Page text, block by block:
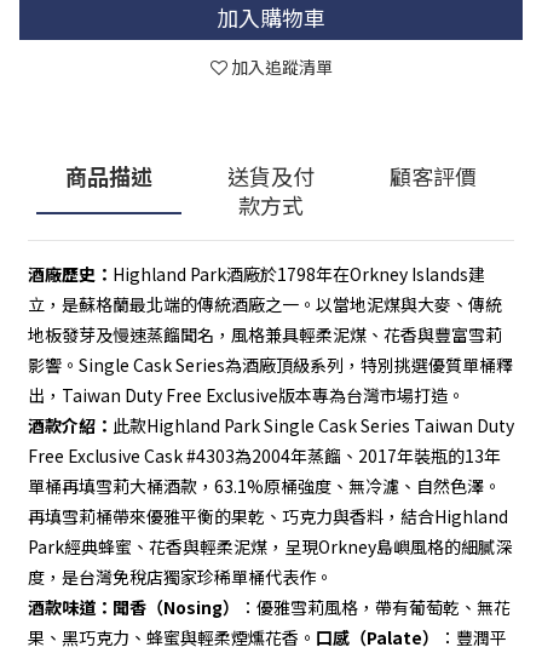
加入購物車
加入追蹤清單
商品描述
送貨及付
款方式
顧客評價
酒廠歷史： Highland Park酒廠於1798年在Orkney Islands建
立，是蘇格蘭最北端的傳統酒廠之一。以當地泥煤與大麥、傳統
地板發芽及慢速蒸餾聞名，風格兼具輕柔泥煤、花香與豐富雪莉
影響。Single Cask Series為酒廠頂級系列，特別挑選優質單桶釋
出，Taiwan Duty Free Exclusive版本專為台灣市場打造。
酒款介紹： 此款Highland Park Single Cask Series Taiwan Duty
Free Exclusive Cask #4303為2004年蒸餾、2017年裝瓶的13年
單桶再填雪莉大桶酒款，63.1%原桶強度、無冷濾、自然色澤。
再填雪莉桶帶來優雅平衡的果乾、巧克力與香料，結合Highland
Park經典蜂蜜、花香與輕柔泥煤，呈現Orkney島嶼風格的細膩深
度，是台灣免稅店獨家珍稀單桶代表作。
酒款味道： 聞香（Nosing）
：優雅雪莉風格，帶有葡萄乾、無花
果、黑巧克力、蜂蜜與輕柔煙燻花香。 口感（Palate）
：豐潤平